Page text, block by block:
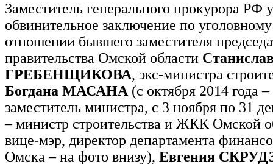
Заместитель генерального прокурора РФ
обвинительное заключение по
отношении бывшего заместителя
правительства Омской области
ГРЕБЕНЩИКОВА, экс-министра
Богдана МАСАНА(с октября 2014 года
заместитель министра, с 3 ноября по 31
– министр строительства и ЖКК Омской
вице-мэр, директор департамента
Омска – на фото внизу), Евгения